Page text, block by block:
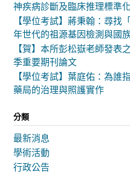
神疾病診斷及臨床推理標準
【學位考試】蔣秉翰：尋找
年世代的祖源基因檢測與國
【賀】本所彭松嶽老師發
季重要期刊論文
【學位考試】葉庭佑：為誰
藥局的治理與照護實作
分類
最新消息
學術活動
行政公告